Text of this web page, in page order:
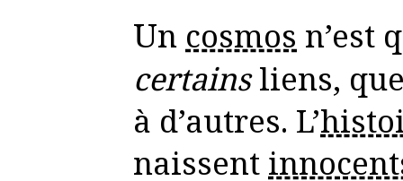
Un cosmos n’est
certainsliens,
à d’autres. L’
naissent